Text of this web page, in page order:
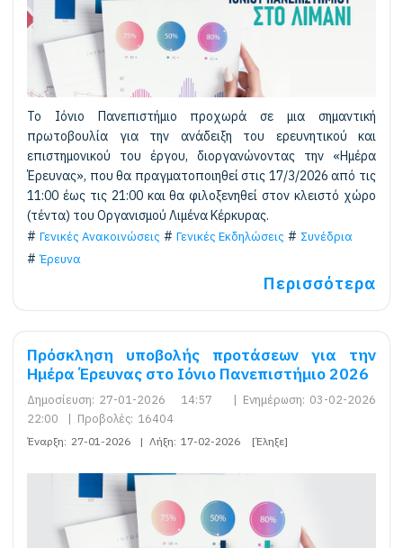
Το Ιόνιο Πανεπιστήμιο προχωρά σε μια σημαντική
πρωτοβουλία για την ανάδειξη του ερευνητικού και
επιστημονικού του έργου, διοργανώνοντας την «Ημέρα
Έρευνας», που θα πραγματοποιηθεί στις 17/3/2026 από τις
11:00 έως τις 21:00 και θα φιλοξενηθεί στον κλειστό χώρο
(τέντα) του Οργανισμού Λιμένα Κέρκυρας.
Γενικές Ανακοινώσεις
Γενικές Εκδηλώσεις
Συνέδρια
Έρευνα
Περισσότερα
Πρόσκληση υποβολής προτάσεων για την
Ημέρα Έρευνας στο Ιόνιο Πανεπιστήμιο 2026
Δημοσίευση: 27-01-2026 14:57 | Ενημέρωση: 03-02-2026
22:00
| Προβολές: 16404
Έναρξη: 27-01-2026 | Λήξη: 17-02-2026 [Έληξε]